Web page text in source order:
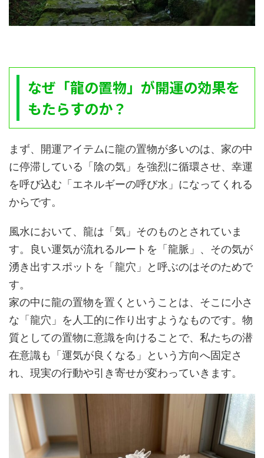
なぜ「龍の置物」が開運の効果を
もたらすのか？
まず、開運アイテムに龍の置物が多いのは、家の中
に停滞している「陰の気」を強烈に循環させ、幸運
を呼び込む「エネルギーの呼び水」になってくれる
からです。
風水において、龍は「気」そのものとされていま
す。良い運気が流れるルートを「龍脈」、その気が
湧き出すスポットを「龍穴」と呼ぶのはそのためで
す。
家の中に龍の置物を置くということは、そこに小さ
な「龍穴」を人工的に作り出すようなものです。物
質としての置物に意識を向けることで、私たちの潜
在意識も「運気が良くなる」という方向へ固定さ
れ、現実の行動や引き寄せが変わっていきます。